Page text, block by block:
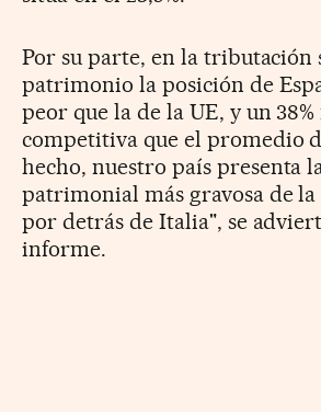
Por su parte, en la tributación
patrimonio la posición de
peor que la de la UE, y un 38%
competitiva que el promedio
hecho, nuestro país presenta
patrimonial más gravosa de la
por detrás de Italia", se
informe.